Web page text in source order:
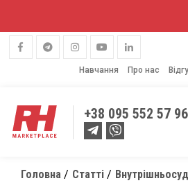
Навчання Про нас
+38 095 552 57 96
Головна Статті